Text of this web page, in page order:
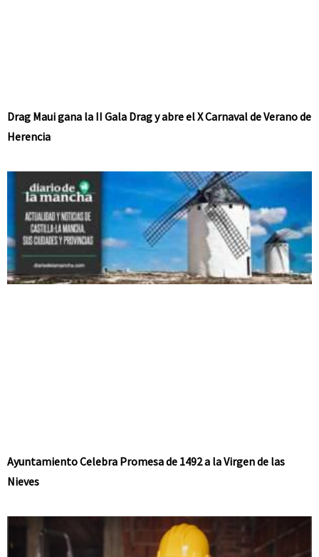
Drag Maui gana la II Gala Drag y abre el X Carnaval de Verano de
Herencia
Ayuntamiento Celebra Promesa de 1492 a la Virgen de las
Nieves